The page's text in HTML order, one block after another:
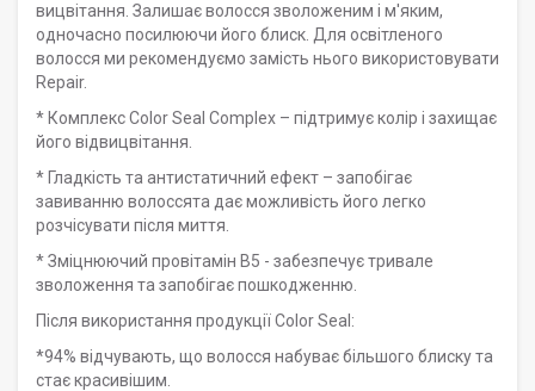
вицвітання. Залишає волосся зволоженим і м'яким,
одночасно посилюючи його блиск. Для освітленого
волосся ми рекомендуємо замість нього використовувати
Repair.
* Комплекс Color Seal Complex – підтримує колір і захищає
його відвицвітання.
* Гладкість та антистатичний ефект – запобігає
завиванню волоссята дає можливість його легко
розчісувати після миття.
* Зміцнюючий провітамін B5 - забезпечує тривале
зволоження та запобігає пошкодженню.
Після використання продукції Color Seal:
*94% відчувають, що волосся набуває більшого блиску та
стає красивішим.